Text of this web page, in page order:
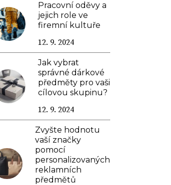
Pracovní oděvy a
jejich role ve
firemní kultuře
12. 9. 2024
Jak vybrat
správné dárkové
předměty pro vaši
cílovou skupinu?
12. 9. 2024
Zvyšte hodnotu
vaší značky
pomocí
personalizovaných
reklamních
předmětů